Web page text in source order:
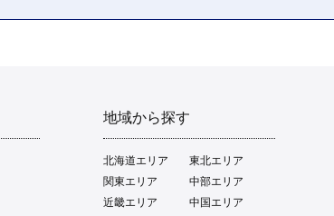
地域から探す
北海道エリア
東北エリア
関東エリア
中部エリア
近畿エリア
中国エリア